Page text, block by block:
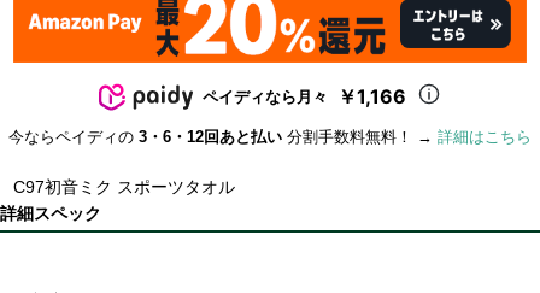
ペイディなら月々 ￥1,166
今ならペイディの 3・6・12回あと払い 分割手数料無料！ → 詳細はこちら
C97初音ミク スポーツタオル
詳細スペック